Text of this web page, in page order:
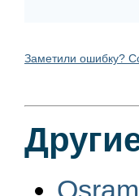
Заметили ошибку?